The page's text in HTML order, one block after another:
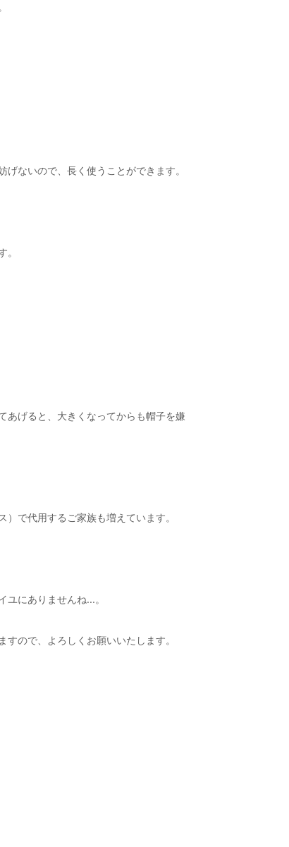
ないので、長く使うことができます。
。
あげると、大きくなってからも帽子を嫌
で代用するご家族も増えています。
ユにありませんね…。
ので、よろしくお願いいたします。